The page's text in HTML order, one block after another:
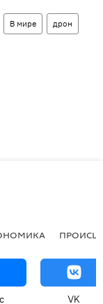
В мире дрон
VK